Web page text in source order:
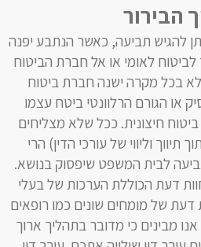
הבירור
להגיש תביעה, כאשר הנתבע יפנה
לאומי או אל חברת הביטוח
לא בכל מקרה ישנה חברת ביטוח
או הגורם הרלוונטי ביטח עצמו
חיצונית. ככל שלא מצליחים
וליווי של עורכי הדין) הרי
לבית המשפט שיפסוק בנושא.
דעת הכוללת הערכות של בעלי
דעת של מומחים שונים כמו רופאים
אנו מבינים כי מדובר בתהליך ארוך